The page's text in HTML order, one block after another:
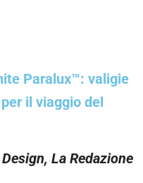
Paralux™: valigie
il viaggio del
La Redazione